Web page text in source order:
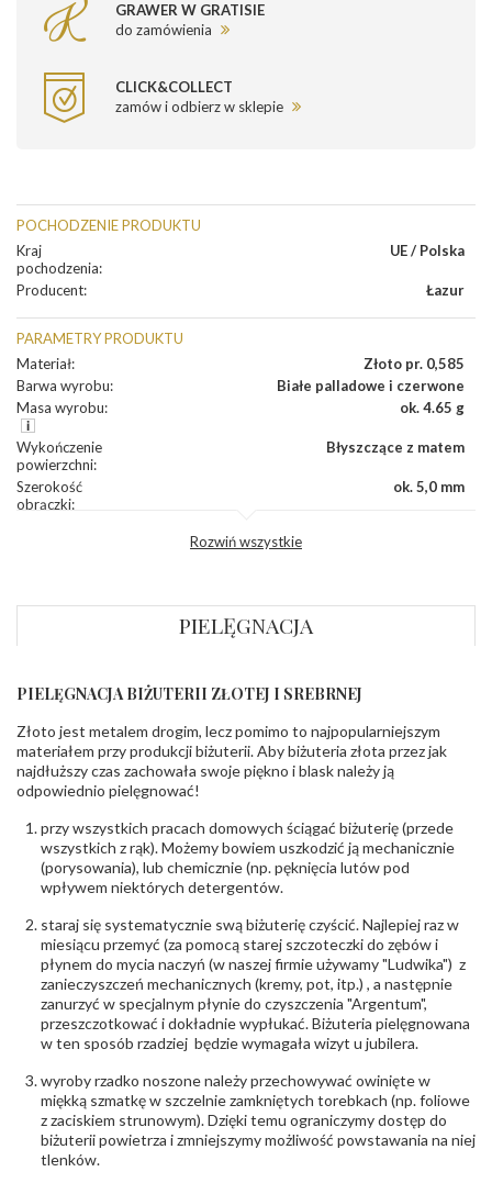
GRAWER W GRATISIE
do zamówienia
CLICK&COLLECT
zamów i odbierz w sklepie
POCHODZENIE PRODUKTU
Kraj
pochodzenia:
UE / Polska
Producent: Łazur
PARAMETRY PRODUKTU
Materiał:
Złoto pr. 0,585
Barwa wyrobu:
Białe palladowe i czerwone
Masa wyrobu: ok. 4.65 g
Wykończenie
powierzchni:
Błyszczące z matem
Szerokość
obrączki:
ok. 5,0 mm
INNE PARAMETRY
Producent
odpowiedzialny:
Łazur sp.j. Kowalowy 134 38-200 Jasło; NIP:
6850004631; tel.13 44 56 100;
biuro@obraczki.pl ,PZ Stelmach Sp. z o.o. ul.
Północna 22 45-805 Opole; NIP 7542889545;
Tel. +48 77 54 90 100; biuro@stelmach.pl
Bezpieczeństwo
- rodzaj
ostrzeżenia:
Nie nadaje się dla dzieci w wieku poniżej 3 lat
, Elementy w wyrobie wykonane z białego złota
zawierają nikiel
Rozwiń wszystkie
PIELĘGNACJA
PIELĘGNACJA BIŻUTERII ZŁOTEJ I SREBRNEJ
Złoto jest metalem drogim, lecz pomimo to najpopularniejszym
materiałem przy produkcji biżuterii. Aby biżuteria złota przez jak
najdłuższy czas zachowała swoje piękno i blask należy ją
odpowiednio pielęgnować!
przy wszystkich pracach domowych ściągać biżuterię (przede
wszystkich z rąk). Możemy bowiem uszkodzić ją mechanicznie
(porysowania), lub chemicznie (np. pęknięcia lutów pod
wpływem niektórych detergentów.
staraj się systematycznie swą biżuterię czyścić. Najlepiej raz w
miesiącu przemyć (za pomocą starej szczoteczki do zębów i
płynem do mycia naczyń (w naszej firmie używamy "Ludwika") z
zanieczyszczeń mechanicznych (kremy, pot, itp.) , a następnie
zanurzyć w specjalnym płynie do czyszczenia "Argentum",
przeszczotkować i dokładnie wypłukać. Biżuteria pielęgnowana
w ten sposób rzadziej będzie wymagała wizyt u jubilera.
wyroby rzadko noszone należy przechowywać owinięte w
miękką szmatkę w szczelnie zamkniętych torebkach (np. foliowe
z zaciskiem strunowym). Dzięki temu ograniczymy dostęp do
biżuterii powietrza i zmniejszymy możliwość powstawania na niej
tlenków.